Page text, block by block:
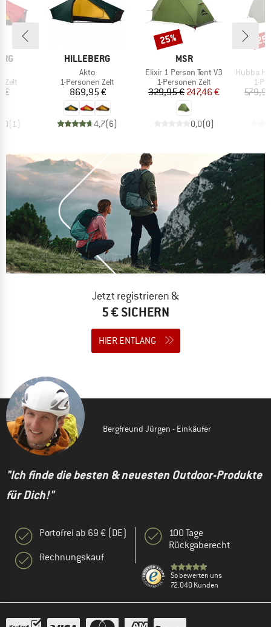
Zelt
€
(1 )
MARKE
HILLEBERG
Artikel
Akto
Produktgruppe
1-Personen Zelt
Preis
869,95 €
4,7(6)
MARKE
MSR
Artikel
Elixir 1 Person Tent V3
Produktgruppe
1-Personen Zelt
Preis
329,95 €reduzierter Preis
247,46 €
0,0(0)
Rabatt
25%
Artikel
Hubba
1-
Jetzt registrieren &
5 € SICHERN
HIER ENTLANG
Bergfreund Jürgen - Einkäufer
"Ich finde die besten & neuesten Outdoor-Produkte
für Dich!"
Portofrei ab 69 € (DE)
Rechnungskauf
100 Tage
Rückgaberecht
So bewerten uns
72.040 Kunden